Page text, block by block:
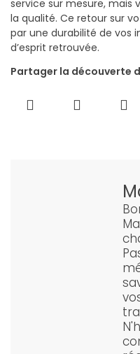
service sur mesure, mais
la qualité. Ce retour sur
par une durabilité de vos
d’esprit retrouvée.
Partager la découverte